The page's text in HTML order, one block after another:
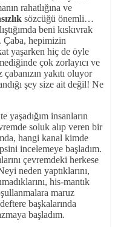
rahatlığına ve
sözcüğü önemli…
beni kıskıvrak
Çaba, hepimizin
yaşarken hiç de öyle
çok zorlayıcı ve
yakıtı oluyor
şey size ait değil! Ne
yaşadığım insanların
soluk alıp veren bir
hangi kanal kimde
incelemeye başladım.
çevremdeki herkese
neden yaptıklarını,
his-mantık
maruz
başkalarında
başladım.